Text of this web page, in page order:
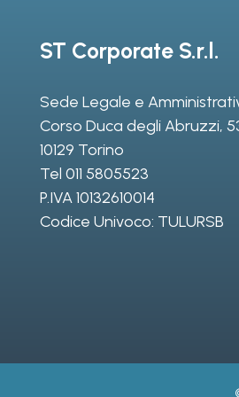
ST Corporate S.r.l.
Sede Legale e
Corso Duca degli Abruzzi,
10129 Torino
Tel 011 5805523
P.IVA 10132610014
Codice Univoco: TULURSB